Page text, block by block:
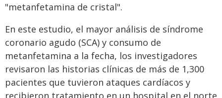
"metanfetamina de cristal".
En este estudio, el mayor análisis de síndrome
coronario agudo (SCA) y consumo de
metanfetamina a la fecha, los investigadores
revisaron las historias clínicas de más de 1,300
pacientes que tuvieron ataques cardíacos y
recibieron tratamiento en un hospital en el norte